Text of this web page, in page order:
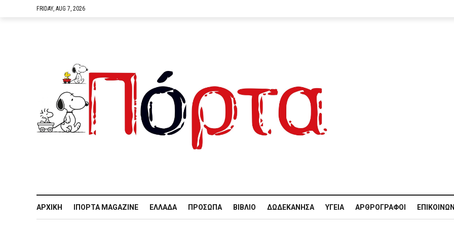
FRIDAY, AUG 7, 2026
ΑΡΧΙΚΉ IΠΌΡΤΑ MAGAZINE ΕΛΛΆΔΑ ΠΡΌΣΩΠΑ ΒΙΒΛΊΟ ΔΩΔΕΚΆΝΗΣΑ ΥΓΕΊΑ ΑΡΘΡΟΓΡΆΦΟΙ